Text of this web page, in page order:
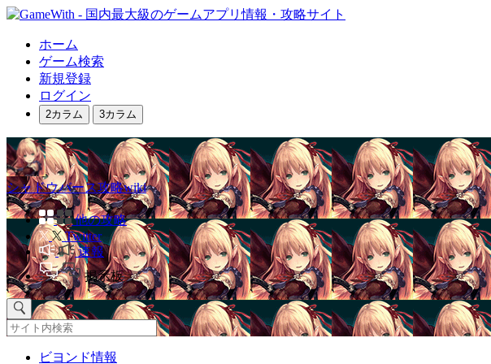
ホーム
ゲーム検索
新規登録
ログイン
2カラム 3カラム
シャドウバース攻略wiki
他の攻略
Twitter
速報
掲示板
ビヨンド情報